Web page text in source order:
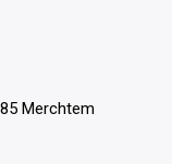
Merchtem